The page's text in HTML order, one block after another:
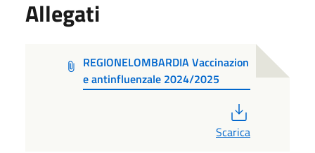
Allegati
REGIONELOMBARDIA Vaccinazion
e antinfluenzale 2024/2025
Scarica